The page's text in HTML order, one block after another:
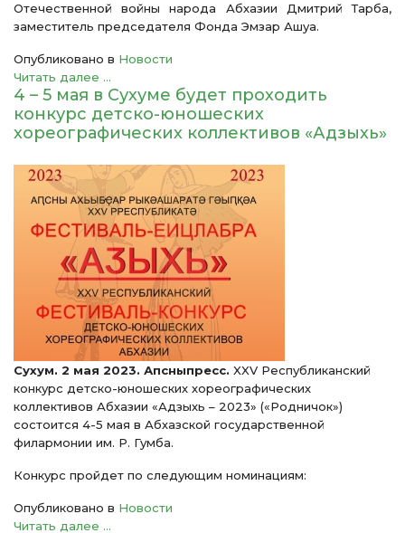
Отечественной войны народа Абхазии Дмитрий Тарба,
заместитель председателя Фонда Эмзар Ашуа.
Опубликовано в Новости
Читать далее ...
4 – 5 мая в Сухуме будет проходить
конкурс детско-юношеских
хореографических коллективов «Адзыхь»
Сухум. 2 мая 2023. Апсныпресс. XXV Республиканский
конкурс детско-юношеских хореографических
коллективов Абхазии «Адзыхь – 2023» («Родничок»)
состоится 4-5 мая в Абхазской государственной
филармонии им. Р. Гумба.
Конкурс пройдет по следующим номинациям:
Опубликовано в Новости
Читать далее ...